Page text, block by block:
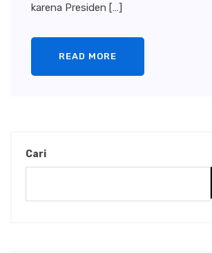
karena Presiden […]
READ MORE
Cari